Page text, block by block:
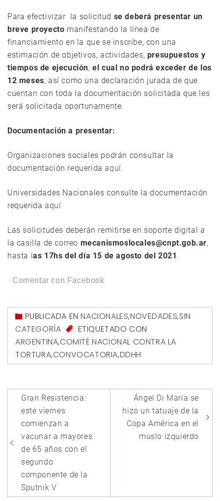
Para efectivizar la solicitud se deberá presentar un
breve proyecto manifestando la línea de
financiamiento en la que se inscribe, con una
estimación de objetivos, actividades, presupuestos y
tiempos de ejecución, el cual no podrá exceder de los
12 meses; así como una declaración jurada de que
cuentan con toda la documentación solicitada que les
será solicitada oportunamente.
Documentación a presentar:
Organizaciones sociales podrán consultar la
documentación requeridaaquí.
Universidades Nacionales consulte la documentación
requerida aquí
Las solicitudes deberán remitirse en soporte digital a
la casilla de correo mecanismoslocales@cnpt.gob.ar,
hasta las 17hs del día 15 de agosto del 2021.
Comentar con Facebook
PUBLICADA ENNACIONALES,NOVEDADES,SIN
CATEGORÍA
ETIQUETADO CON
ARGENTINA,COMITÉ NACIONAL CONTRA LA
TORTURA,CONVOCATORIA,DDHH
Navegación
de
entradas
Gran Resistencia:
este viernes
comienzan a
vacunar a mayores
de 65 años con el
segundo
componente de la
Sputnik V
Ángel Di María se
hizo un tatuaje de la
Copa América en el
muslo izquierdo